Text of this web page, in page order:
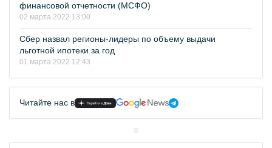
финансовой отчетности (МСФО)
02 марта 2022 13:00
Сбер назвал регионы-лидеры по объему выдачи
льготной ипотеки за год
01 марта 2022 12:43
Читайте нас в